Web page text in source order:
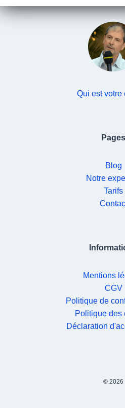
Qui est votre
Pages
Blog
Notre
Tarifs
Mentions
CGV
Politique de
Politique des
Déclaration
© 2026